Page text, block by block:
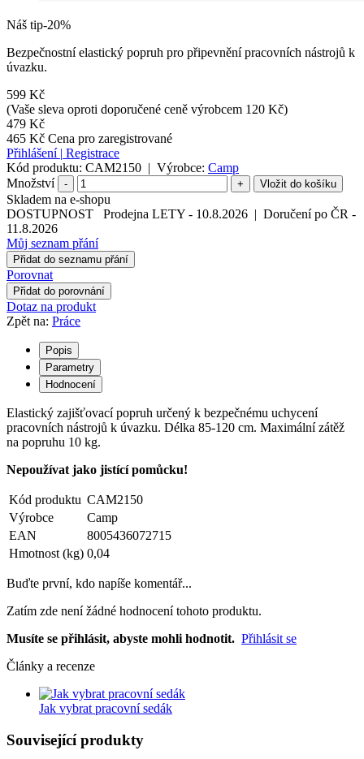
Náš tip-20%
Bezpečnostní elastický popruh pro připevnění pracovních nástrojů k
úvazku.
599 Kč
(Vaše sleva oproti doporučené ceně výrobcem 120 Kč)
479 Kč
465 Kč Cena pro zaregistrované
Přihlášení | Registrace
Kód produktu: CAM2150 | Výrobce: Camp
Množství
- +
Skladem na e-shopu
DOSTUPNOST
Prodejna LETY - 10.8.2026 | Doručení po ČR -
11.8.2026
Můj seznam přání
Přidat do seznamu přání
Porovnat
Přidat do porovnání
Dotaz na produkt
Zpět na: Práce
Popis
Parametry
Hodnocení
Elastický zajišťovací popruh určený k bezpečnému uchycení
pracovních nástrojů k úvazku. Délka 85-120 cm. Maximální zátěž
na popruhu 10 kg.
Nepoužívat jako jistící pomůcku!
Kód produktu CAM2150
Výrobce
Camp
EAN
8005436072715
Hmotnost (kg) 0,04
Buďte první, kdo napíše komentář...
Zatím zde není žádné hodnocení tohoto produktu.
Musíte se přihlásit, abyste mohli hodnotit. Přihlásit se
Články a recenze
Jak vybrat pracovní sedák
Související produkty